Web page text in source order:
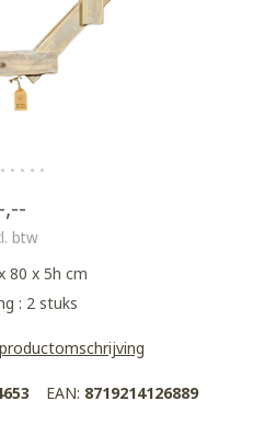
,--
btw
80 x 5h cm
: 2 stuks
EAN: 8719214126889